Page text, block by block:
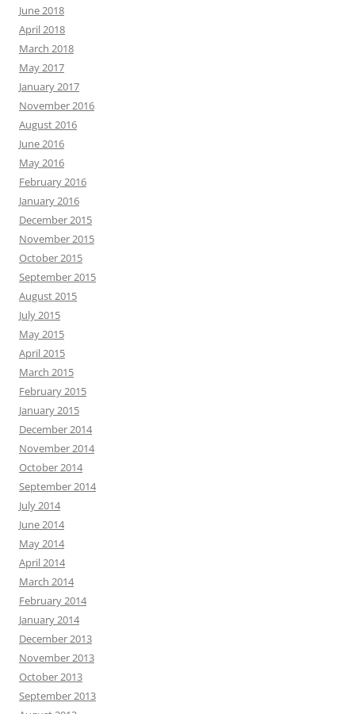
June 2018
April 2018
March 2018
May 2017
January 2017
November 2016
August 2016
June 2016
May 2016
February 2016
January 2016
December 2015
November 2015
October 2015
September 2015
August 2015
July 2015
May 2015
April 2015
March 2015
February 2015
January 2015
December 2014
November 2014
October 2014
September 2014
July 2014
June 2014
May 2014
April 2014
March 2014
February 2014
January 2014
December 2013
November 2013
October 2013
September 2013